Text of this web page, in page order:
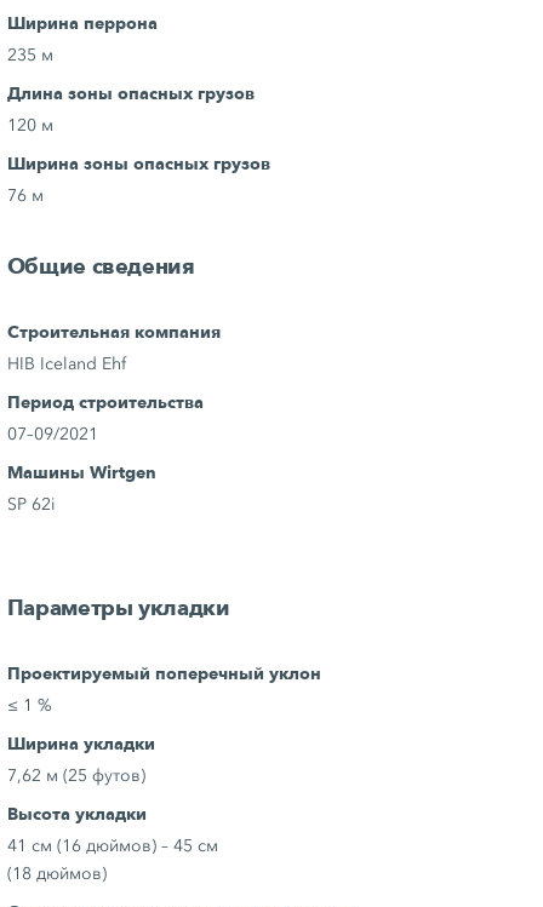
Ширина перрона
235 м
Длина зоны опасных грузов
120 м
Ширина зоны опасных грузов
76 м
Общие сведения
Строительная компания
HIB Iceland Ehf
Период строительства
07–09/2021
Машины Wirtgen
SP 62i
Параметры укладки
Проектируемый поперечный уклон
≤ 1 %
Ширина укладки
7,62 м (25 футов)
Высота укладки
41 см (16 дюймов) – 45 см
(18 дюймов)